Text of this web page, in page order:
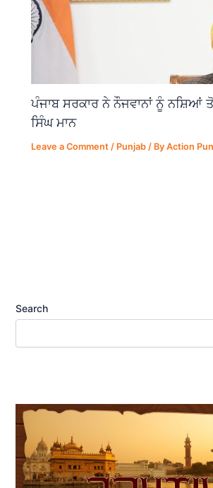
ਪੰਜਾਬ ਸਰਕਾਰ ਨੇ ਨੌਜਵਾਨਾਂ ਨੂੰ ਨਸ਼ਿਆਂ
ਸਿੰਘ ਮਾਨ
Leave a Comment / Punjab / ByAction
Search